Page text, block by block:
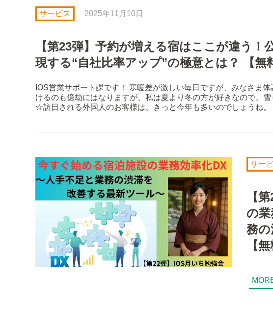
サービス 2025年11月10日
【第23弾】予約が増える宿はここが違う
現する“自社比率アップ”の極意とは？ 【無
IOS営業サポート課です！ 寒暖差が激しい毎日ですが、みなさま
けるのも億劫にはなりますが、私は夏より冬の方が好きなので、
☆訪日される外国人のお客様は、きっと今年も多いのでしょうね。
サー
【
の
務の
【